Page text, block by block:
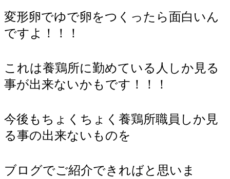
変形卵でゆで卵をつくったら面白いん
ですよ！！！
これは養鶏所に勤めている人しか見る
事が出来ないかもです！！！
今後もちょくちょく養鶏所職員しか見
る事の出来ないものを
ブログでご紹介できればと思いま